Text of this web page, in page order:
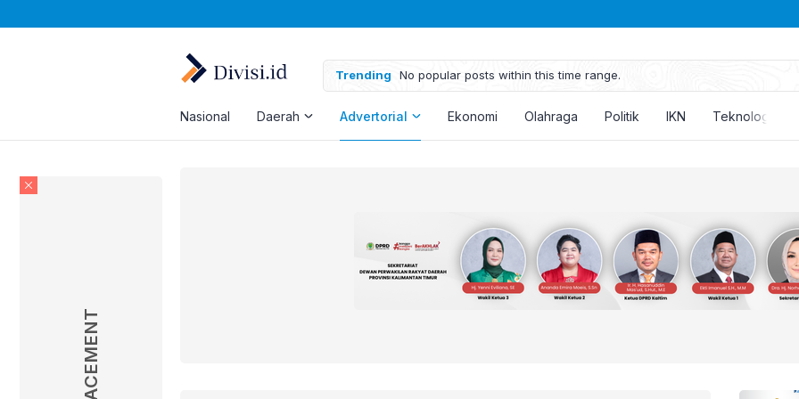
Trending No popular posts within this time range.
Nasional Daerah Advertorial Ekonomi Olahraga Politik IKN Teknologi